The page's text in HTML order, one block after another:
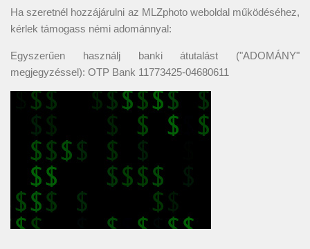
Ha szeretnél hozzájárulni az MLZphoto weboldal működéséhez,
kérlek támogass némi adománnyal:
Egyszerűen használj banki átutalást ("ADOMÁNY"
megjegyzéssel): OTP Bank 11773425-04680611